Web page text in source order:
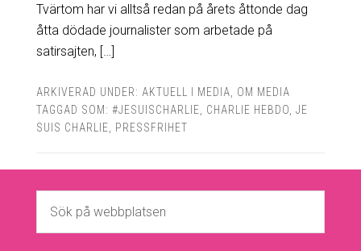
Tvärtom har vi alltså redan på årets åttonde dag
åtta dödade journalister som arbetade på
satirsajten, […]
ARKIVERAD UNDER: AKTUELL I MEDIA
OM MEDIA
TAGGAD SOM: #JESUISCHARLIE CHARLIE HEBDO JE
SUIS CHARLIE
PRESSFRIHET